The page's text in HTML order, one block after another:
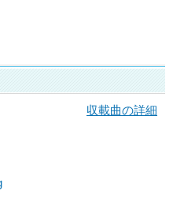
収載曲の詳細